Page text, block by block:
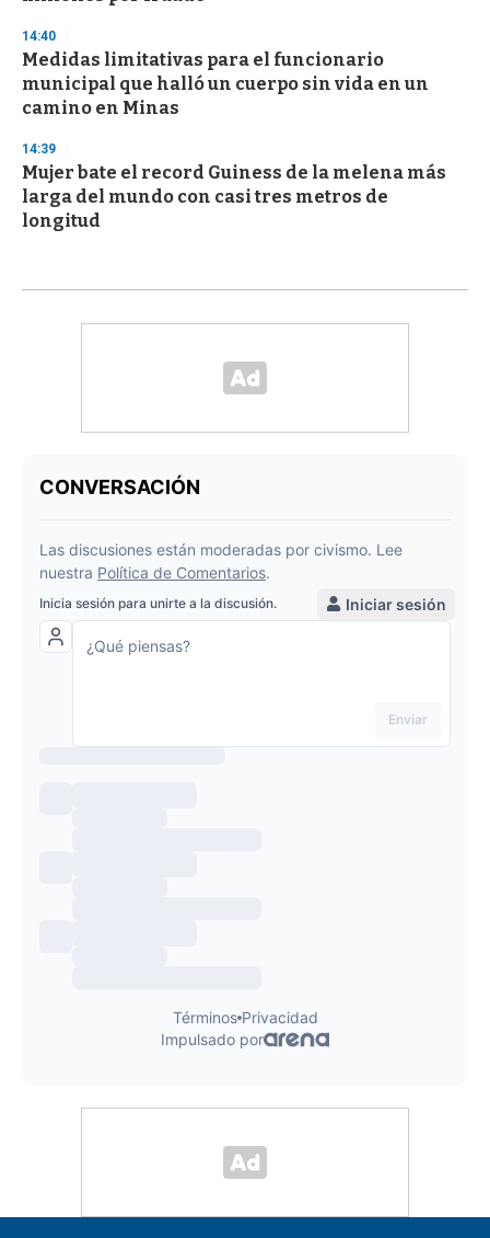
14:40
Medidas limitativas para el funcionario
municipal que halló un cuerpo sin vida en un
camino en Minas
14:39
Mujer bate el record Guiness de la melena más
larga del mundo con casi tres metros de
longitud